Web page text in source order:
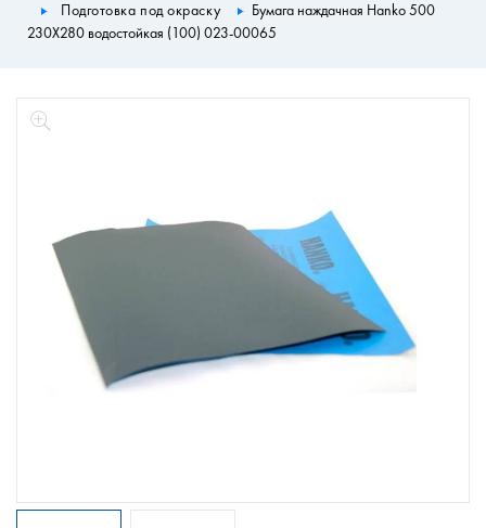
Подготовка под окраску
Бумага наждачная Hanko 500
230X280 водостойкая (100) 023-00065